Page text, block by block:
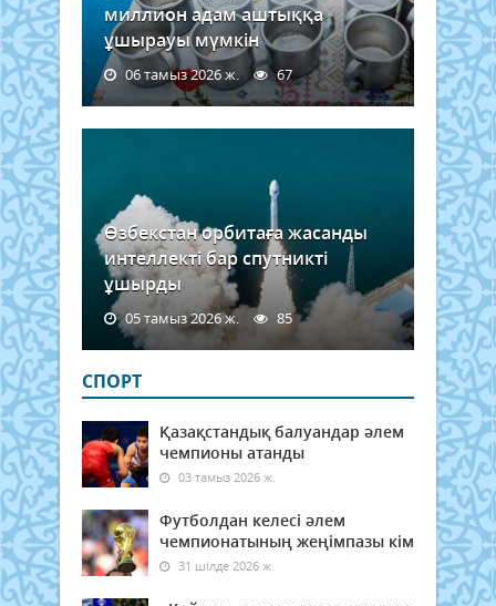
миллион адам аштыққа
ұшырауы мүмкін
06 тамыз 2026 ж. 67
Өзбекстан орбитаға жасанды
интеллекті бар спутникті
ұшырды
05 тамыз 2026 ж. 85
СПОРТ
Қазақстандық балуандар әлем
чемпионы атанды
03 тамыз 2026 ж.
Футболдан келесі әлем
чемпионатының жеңімпазы кім
31 шілде 2026 ж.